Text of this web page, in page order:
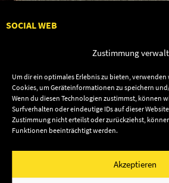
Zustimmung
Um dir ein optimales Erlebnis zu bieten,
Cookies, um Geräteinformationen zu speichern
Wenn du diesen Technologien zustimmst, können
Surfverhalten oder eindeutige IDs auf dieser
Zustimmung nicht erteilst oder zurückziehst,
Funktionen beeinträchtigt werden.
Akzeptieren
SOCIAL WEB
Audiolith
News
Artists
Dates
Shop
Impressum Privacy